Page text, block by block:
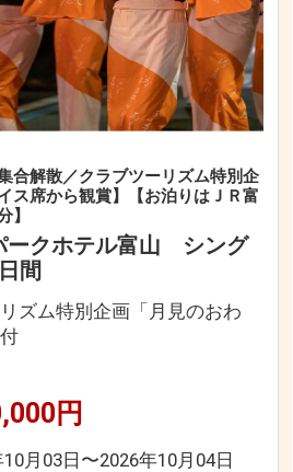
合解散／クラブツーリズム特別企
ス席から観賞】【お泊りはＪＲ富
】
ークホテル富山 シング
間
ズム特別企画「月見のおわ
円
10月03日〜2026年10月04日